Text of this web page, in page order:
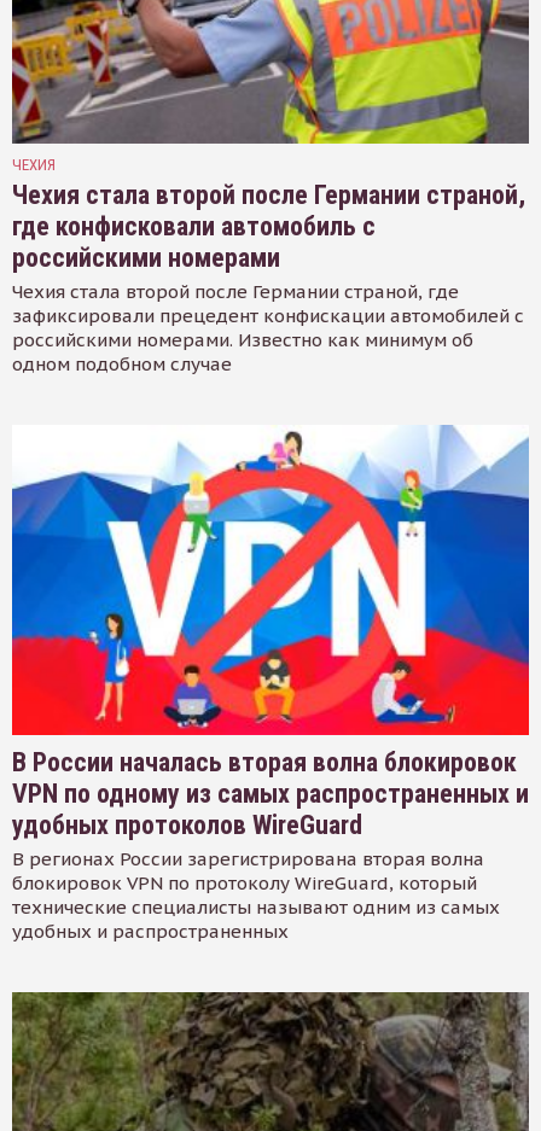
ЧЕХИЯ
Чехия стала второй после Германии страной,
где конфисковали автомобиль с
российскими номерами
Чехия стала второй после Германии страной, где
зафиксировали прецедент конфискации автомобилей с
российскими номерами. Известно как минимум об
одном подобном случае
В России началась вторая волна блокировок
VPN по одному из самых распространенных и
удобных протоколов WireGuard
В регионах России зарегистрирована вторая волна
блокировок VPN по протоколу WireGuard, который
технические специалисты называют одним из самых
удобных и распространенных